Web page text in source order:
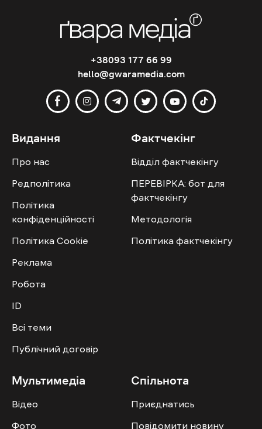
+38093 177 66 99
hello@gwaramedia.com
Видання
Про нас
Редполітика
Політика
конфіденційності
Політика Cookie
Реклама
Робота
ID
Всі теми
Публічний договір
Фактчекінг
Відділ фактчекінгу
ПЕРЕВІРКА: бот для
фактчекінгу
Методологія
Політика фактчекінгу
Мультимедіа
Відео
Фото
Спільнота
Приєднатись
Повідомити новину